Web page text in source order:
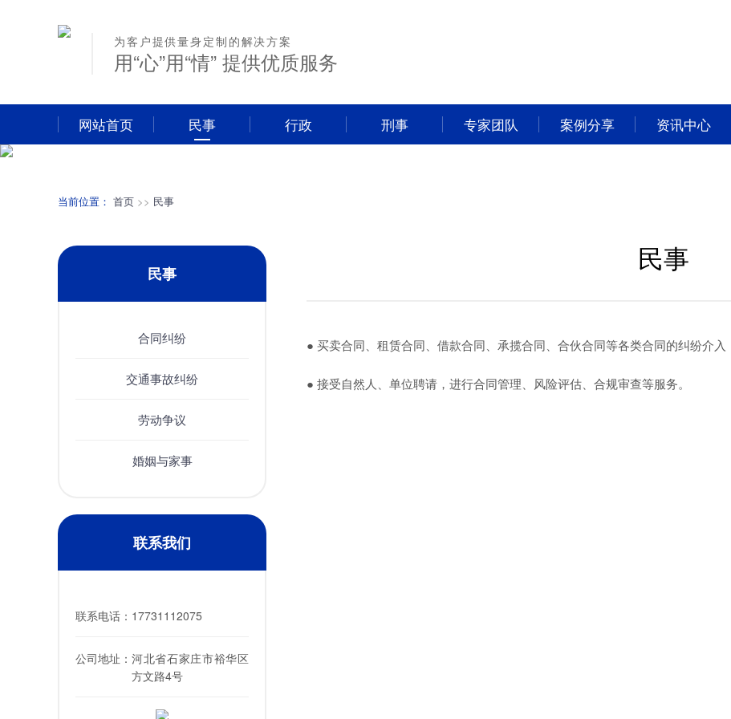
为客户提供量身定制的解决方案
用“心”用“情” 提供优质服务
网站首页 民事 行政 刑事 专家团队 案例分享 资讯中心
当前位置： 首页 >> 民事
民事
合同纠纷
交通事故纠纷
劳动争议
婚姻与家事
联系我们
联系电话： 17731112075
公司地址： 河北省石家庄市裕华区
方文路4号
民事
● 买卖合同、租赁合同、借款合同、承揽合同、合伙合同等各类合同的纠纷介入
● 接受自然人、单位聘请，进行合同管理、风险评估、合规审查等服务。